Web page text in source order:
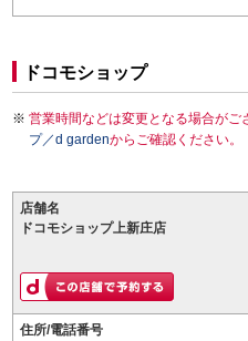
ドコモショップ
営業時間などは変更となる場合がご
プ／d gardenからご確認ください。
店舗名
ドコモショップ上新庄店
住所/電話番号